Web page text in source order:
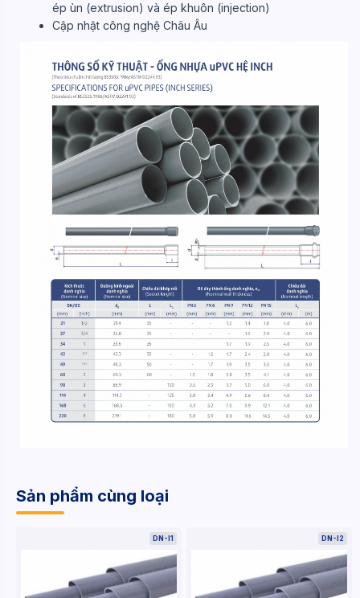
ép ùn (extrusion) và ép khuôn (injection)
Cập nhật công nghệ Châu Âu
Sản phẩm cùng loại
DN-I1 DN-I2